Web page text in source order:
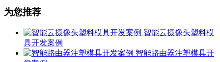
为您推荐
智能云摄像头塑料模
具开发案例
智能路由器注塑模具开